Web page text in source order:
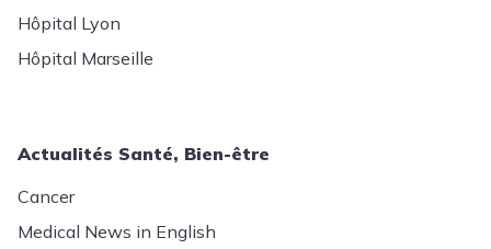
Hôpital Lyon
Hôpital Marseille
Actualités Santé, Bien-être
Cancer
Medical News in English